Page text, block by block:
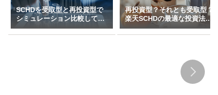
SCHDを受取型と再投資型で
シミュレーション比較してみ
た（一括＆特定口座で3万～
10万積立）
再投資型？それとも受取型？
楽天SCHDの最適な投資法に
ついて私的見解をまとめてみ
た